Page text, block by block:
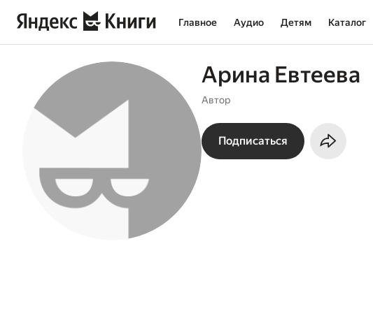
Главное Аудио Детям Каталог
Арина Евтеева
Автор
Подписаться